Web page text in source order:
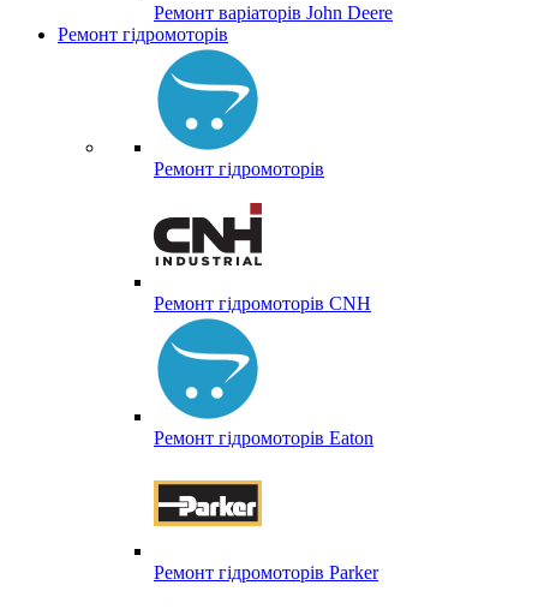
Ремонт варіаторів John Deere
Ремонт гідромоторів
Ремонт гідромоторів
Ремонт гідромоторів CNH
Ремонт гідромоторів Eaton
Ремонт гідромоторів Parker